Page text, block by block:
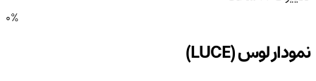
0%
نمودار لوس (LUCE)